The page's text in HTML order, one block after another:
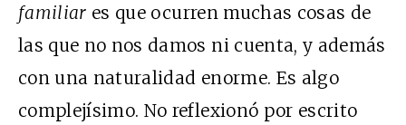
familiar es que ocurren muchas cosas de
las que no nos damos ni cuenta, y además
con una naturalidad enorme. Es algo
complejísimo. No reflexionó por escrito